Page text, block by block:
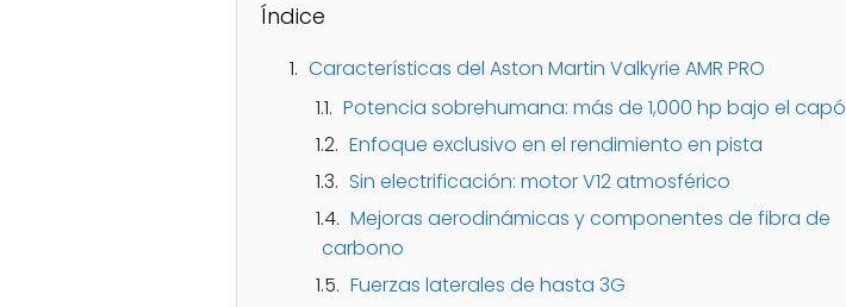
Índice
Características del Aston Martin Valkyrie AMR PRO
Potencia sobrehumana: más de 1,000 hp bajo el capó
Enfoque exclusivo en el rendimiento en pista
Sin electrificación: motor V12 atmosférico
Mejoras aerodinámicas y componentes de fibra de
carbono
Fuerzas laterales de hasta 3G